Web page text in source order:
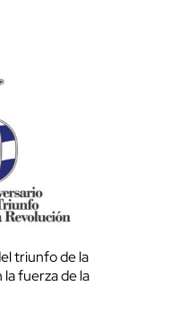
triunfo de la
fuerza de la